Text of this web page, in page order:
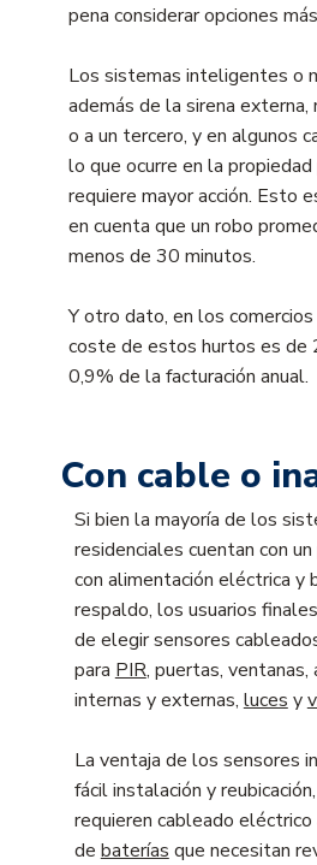
pena considerar opciones
Los sistemas inteligentes o
además de la sirena externa,
o a un tercero, y en algunos
lo que ocurre en la
requiere mayor acción. Esto
en cuenta que un robo
menos de 30 minutos.
Y otro dato, en los
coste de estos hurtos es de
0,9% de la facturación anual.
Con cable o
Si bien la mayoría de los
residenciales cuentan con un
con alimentación eléctrica y
respaldo, los usuarios
de elegir sensores
para PIR, puertas, ventanas,
internas y externas, luces y
La ventaja de los sensores
fácil instalación y
requieren cableado
de baterías que necesitan